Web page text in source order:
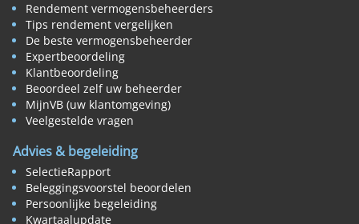
Rendement vermogensbeheerders
Tips rendement vergelijken
De beste vermogensbeheerder
Expertbeoordeling
Klantbeoordeling
Beoordeel zelf uw beheerder
MijnVB (uw klantomgeving)
Veelgestelde vragen
Advies & begeleiding
SelectieRapport
Beleggingsvoorstel beoordelen
Persoonlijke begeleiding
Kwartaalupdate